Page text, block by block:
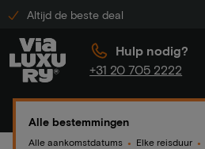
Altijd de beste deal
Hulp nodig?
+31 20 705 2222
Alle bestemmingen
Alle aankomstdatums ● Elke reisduur ●